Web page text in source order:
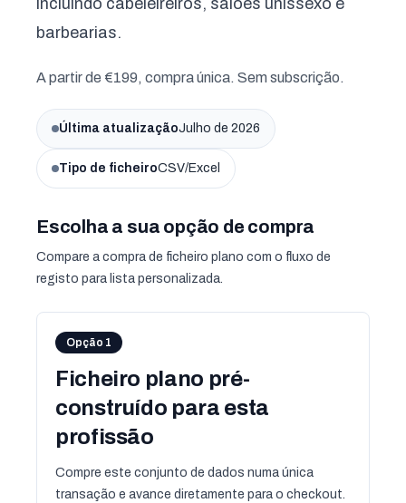
incluindo cabeleireiros, salões unissexo e
barbearias.
A partir de €199, compra única. Sem subscrição.
Última atualizaçãoJulho de 2026
Tipo de ficheiroCSV/Excel
Escolha a sua opção de compra
Compare a compra de ficheiro plano com o fluxo de
registo para lista personalizada.
Opção 1
Ficheiro plano pré-
construído para esta
profissão
Compre este conjunto de dados numa única
transação e avance diretamente para o checkout.